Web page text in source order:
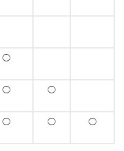
◯
◯ ◯
◯ ◯ ◯